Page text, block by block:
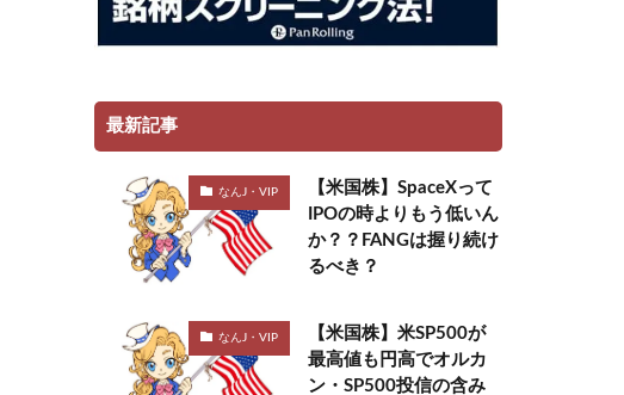
最新記事
なんJ・VIP
【米国株】SpaceXって
IPOの時よりもう低いん
か？？FANGは握り続け
るべき？
なんJ・VIP
【米国株】米SP500が
最高値も円高でオルカ
ン・SP500投信の含み